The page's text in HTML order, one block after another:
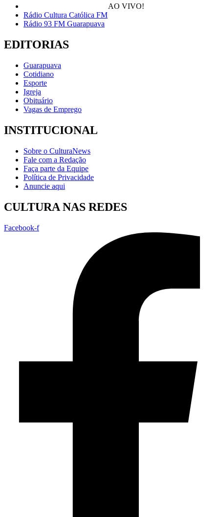
AO VIVO!
Rádio Cultura Católica FM
Rádio 93 FM Guarapuava
EDITORIAS
Guarapuava
Cotidiano
Esporte
Igreja
Obituário
Vagas de Emprego
INSTITUCIONAL
Sobre o CulturaNews
Fale com a Redação
Faça parte da Equipe
Política de Privacidade
Anuncie aqui
CULTURA NAS REDES
Facebook-f